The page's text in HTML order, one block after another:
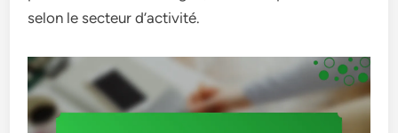
selon le secteur d’activité.